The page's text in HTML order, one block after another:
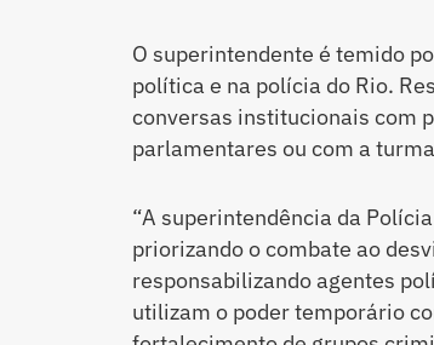
O superintendente é temido
política e na polícia do Rio.
conversas institucionais com
parlamentares ou com a
“A superintendência da
priorizando o combate ao
responsabilizando agentes
utilizam o poder temporário